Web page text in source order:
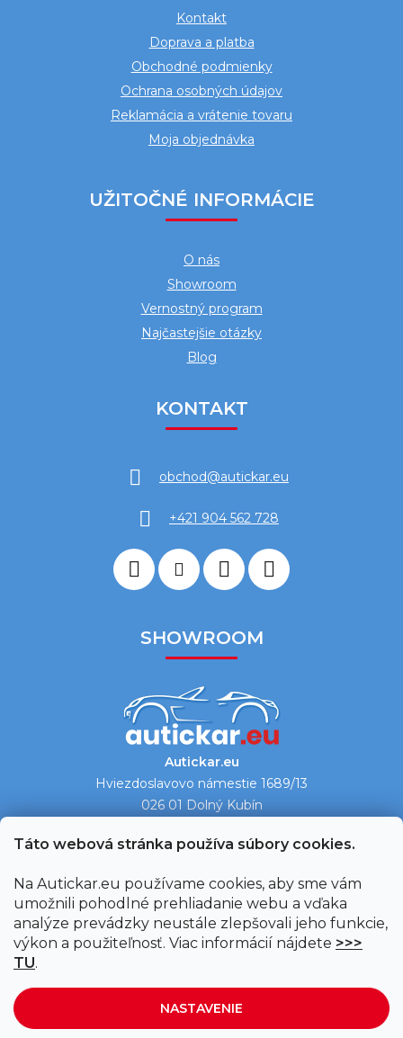
Táto webová stránka používa súbory cookies.
Na Autickar.eu používame cookies, aby sme vám
umožnili pohodlné prehliadanie webu a vďaka
analýze prevádzky neustále zlepšovali jeho funkcie,
výkon a použiteľnosť. Viac informácií nájdete >>>
TU.
NASTAVENIE
Kontakt
Doprava a platba
Obchodné podmienky
Ochrana osobných údajov
Reklamácia a vrátenie tovaru
Moja objednávka
UŽITOČNÉ INFORMÁCIE
O nás
Showroom
Vernostný program
Najčastejšie otázky
Blog
KONTAKT
obchod@autickar.eu
+421 904 562 728
SHOWROOM
Autickar.eu
Hviezdoslavovo námestie 1689/13
026 01 Dolný Kubín
Ukázať na mape →